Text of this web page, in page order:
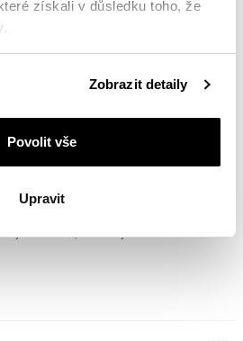
získali v důsledku toho, že
ochrany osobních údajů
Zobrazit detaily
Povolit vše
Upravit